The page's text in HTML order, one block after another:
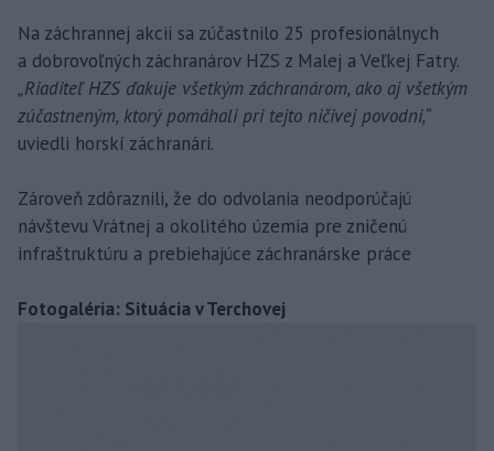
Na záchrannej akcii sa zúčastnilo 25 profesionálnych
a dobrovoľných záchranárov HZS z Malej a Veľkej Fatry.
„Riaditeľ HZS ďakuje všetkým záchranárom, ako aj všetkým
zúčastneným, ktorý pomáhali pri tejto ničivej povodni,“
uviedli horskí záchranári.
Zároveň zdôraznili, že do odvolania neodporúčajú
návštevu Vrátnej a okolitého územia pre zničenú
infraštruktúru a prebiehajúce záchranárske práce
Fotogaléria: Situácia v Terchovej